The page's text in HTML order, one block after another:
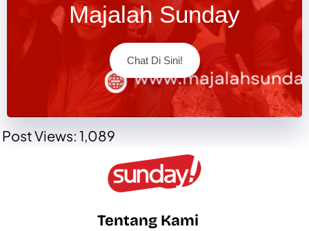
Majalah Sunday
Chat Di Sini!
Post Views: 1,089
Tentang Kami